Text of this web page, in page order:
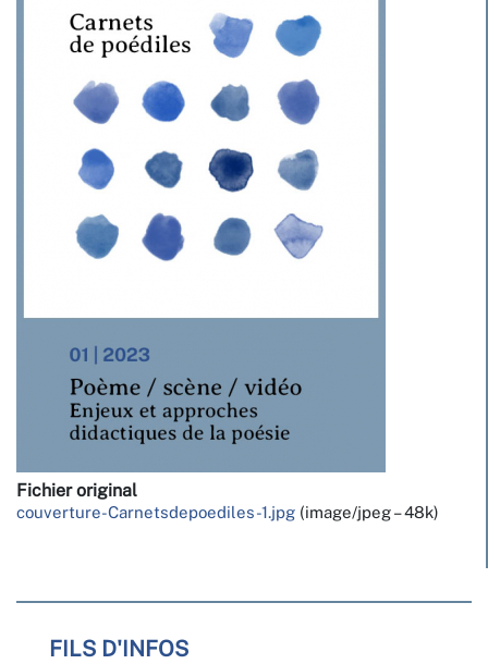
Fichier original
couverture-Carnetsdepoediles-1.jpg (image/jpeg – 48k)
FILS D'INFOS